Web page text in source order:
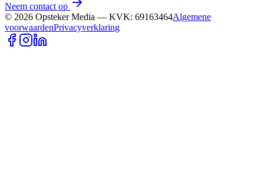
Neem contact op
© 2026 Opsteker Media — KVK: 69163464Algemene
voorwaardenPrivacyverklaring